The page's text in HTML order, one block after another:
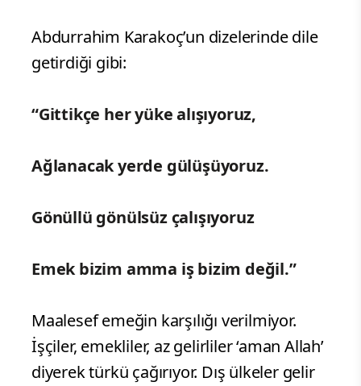
Abdurrahim Karakoç’un dizelerinde dile
getirdiği gibi:
“Gittikçe her yüke alışıyoruz,
Ağlanacak yerde gülüşüyoruz.
Gönüllü gönülsüz çalışıyoruz
Emek bizim amma iş bizim değil.”
Maalesef emeğin karşılığı verilmiyor.
İşçiler, emekliler, az gelirliler ‘aman Allah’
diyerek türkü çağırıyor. Dış ülkeler gelir